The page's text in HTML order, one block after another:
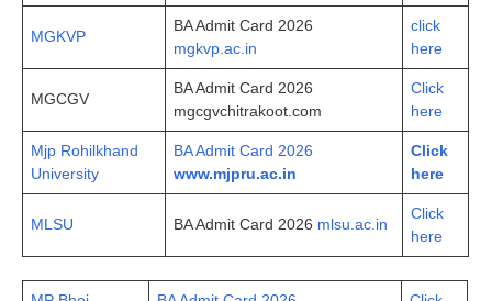
MGKVP
BA Admit Card 2026
mgkvp.ac.in
click
here
MGCGV
BA Admit Card 2026
mgcgvchitrakoot.com
Click
here
Mjp Rohilkhand
University
BA Admit Card 2026
www.mjpru.ac.in
Click
here
MLSU BA Admit Card 2026 mlsu.ac.in
Click
here